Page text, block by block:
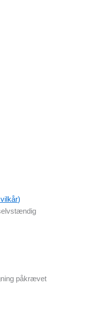
)
påkrævet